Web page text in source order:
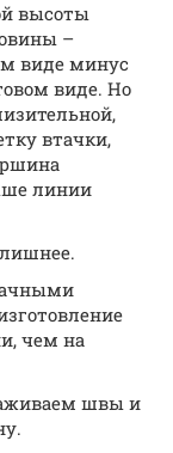
высоты
–
виде минус
виде. Но
втачки,
линии
чем на
швы и